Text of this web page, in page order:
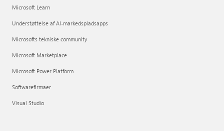
Microsoft Learn
Understøttelse af AI-markedspladsapps
Microsofts tekniske community
Microsoft Marketplace
Microsoft Power Platform
Softwarefirmaer
Visual Studio